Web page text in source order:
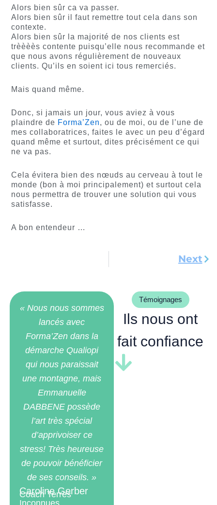
Alors bien sûr ca va passer.
Alors bien sûr il faut remettre tout cela dans son
contexte.
Alors bien sûr la majorité de nos clients est
trèèèès contente puisqu’elle nous recommande et
que nous avons régulièrement de nouveaux
clients. Qu’ils en soient ici tous remerciés.
Mais quand même.
Donc, si jamais un jour, vous aviez à vous
plaindre de Forma’Zen, ou de moi, ou de l’une de
mes collaboratrices, faites le avec un peu d’égard
quand même et surtout, dites précisément ce qui
ne va pas.
Cela évitera bien des nœuds au cerveau à tout le
monde (bon à moi principalement) et surtout cela
nous permettra de trouver une solution qui vous
satisfasse.
A bon entendeur …
Next
Témoignages
Ils nous ont
fait confiance
« Nous nous sommes
lancés avec
Forma’Zen dans la
démarche Qualiopi
qui nous paraissait
une montagne, mais
Emmanuelle
DABBENE possède
l’art très spécial
d’apprivoiser ce
stress! Très heureuse
de pouvoir bénéficier
de ses conseils. »
Caroline Gerber
Coach Terres
Inconnues
« Nous nous
sommes
Forma’Zen